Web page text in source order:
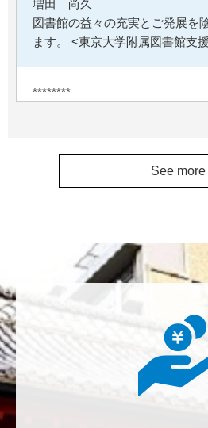
増田 尚久
図書館の益々の充実とご発展を
ます。 <東京大学附属図書館支
********
植物は、実は植物同士全世界の
植物が未来に繋がっている。
る。 植物、素晴らしい。 世界
にも、植物の素晴らしさ、凄さ
美味しいお寿司、刺身、美味し
も未来永劫 美味しいお寿司、刺
ち、孫たち、子々孫々へ <国際
See more